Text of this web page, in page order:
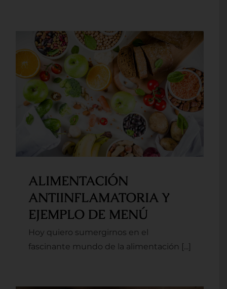
ALIMENTACIÓN
ANTIINFLAMATORIA Y
EJEMPLO DE MENÚ
ALIMENTACIÓN
ANTIINFLAMATORIA Y
EJEMPLO DE MENÚ
Hoy quiero sumergirnos en el
fascinante mundo de la alimentación [...]